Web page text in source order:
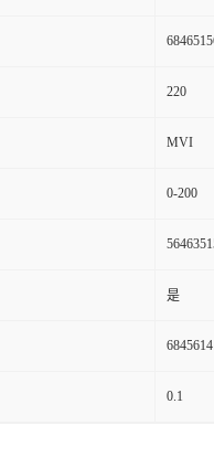
220
MVI
0-200
是
6845614
0.1